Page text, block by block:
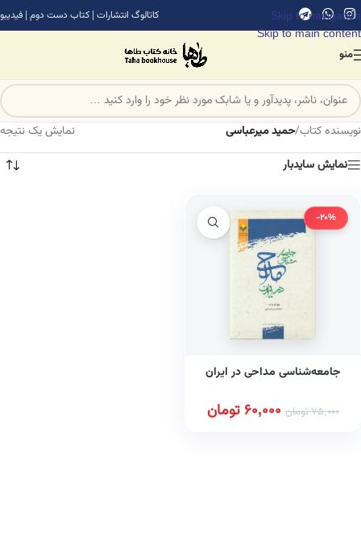
Skip to navigation
Skip to main content
کاتالوگ انتشارات | کتاب دست دوم | فیدیبو
منو
نویسنده کتاب/حمید میرعباسی
نمایش یک نتیجه
نمایش سایدبار
-20%
جامعه‌شناسی مداحی در ایران
75,000تومان 60,000 تومان